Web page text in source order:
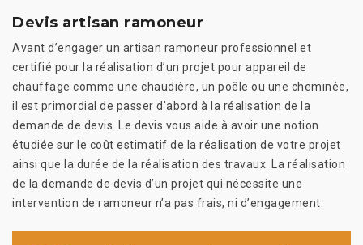
Devis artisan ramoneur
Avant d’engager un artisan ramoneur professionnel et
certifié pour la réalisation d’un projet pour appareil de
chauffage comme une chaudière, un poêle ou une cheminée,
il est primordial de passer d’abord à la réalisation de la
demande de devis. Le devis vous aide à avoir une notion
étudiée sur le coût estimatif de la réalisation de votre projet
ainsi que la durée de la réalisation des travaux. La réalisation
de la demande de devis d’un projet qui nécessite une
intervention de ramoneur n’a pas frais, ni d’engagement.